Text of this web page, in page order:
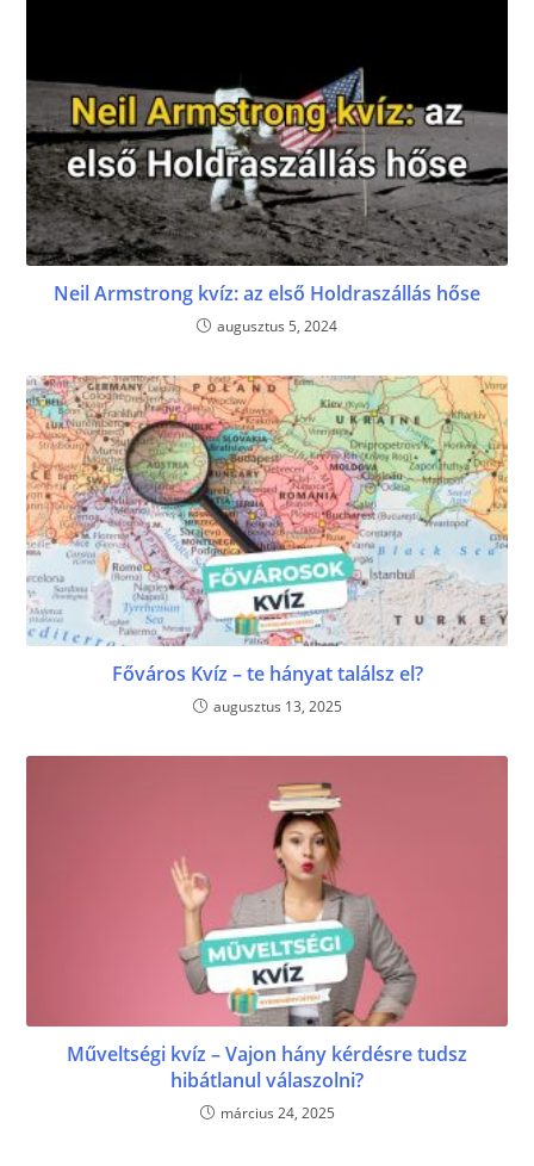
Neil Armstrong kvíz: az első Holdraszállás hőse
augusztus 5, 2024
Főváros Kvíz – te hányat találsz el?
augusztus 13, 2025
Műveltségi kvíz – Vajon hány kérdésre tudsz
hibátlanul válaszolni?
március 24, 2025